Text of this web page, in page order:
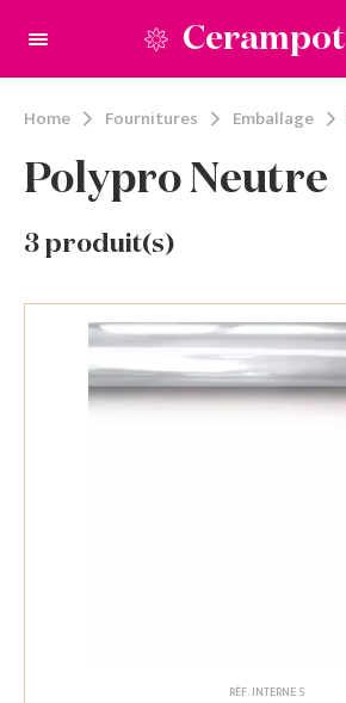
Cerampot
Home Fournitures Emballage
Polypro Neutre
3 produit(s)
RÉF. INTERNE 5